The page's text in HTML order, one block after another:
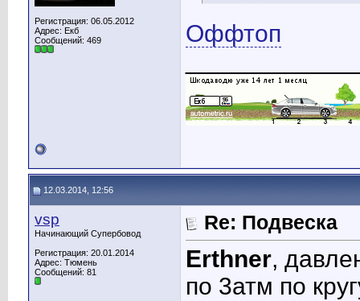
Регистрация: 06.05.2012
Адрес: Екб
Сообщений: 469
Оффтоп
12.03.2014, 12:56
vsp
Начинающий Супербовод
Регистрация: 20.01.2014
Адрес: Тюмень
Сообщений: 81
Re: Подвеска
Erthner,
по 3атм по